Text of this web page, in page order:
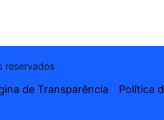
reservados
de Transparência
Política